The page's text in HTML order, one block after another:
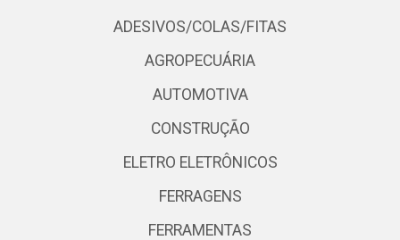
ADESIVOS/COLAS/FITAS
AGROPECUÁRIA
AUTOMOTIVA
CONSTRUÇÃO
ELETRO ELETRÔNICOS
FERRAGENS
FERRAMENTAS